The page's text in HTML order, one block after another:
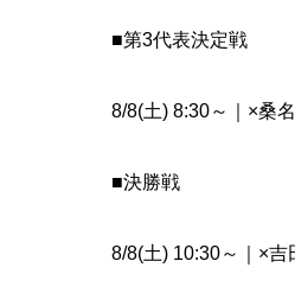
■第3代表決定戦
8/8(土) 8:30～｜×桑
■決勝戦
8/8(土) 10:30～｜×